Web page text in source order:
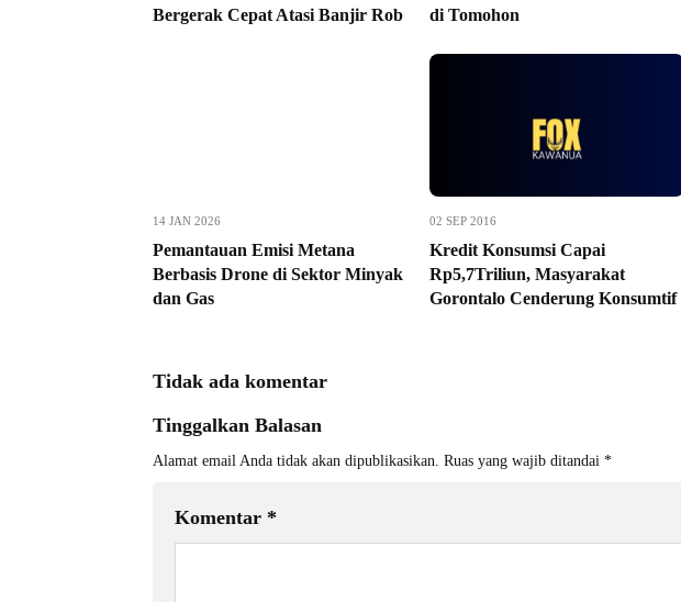
Bergerak Cepat Atasi Banjir Rob
di Tomohon
14 JAN 2026
Pemantauan Emisi Metana
Berbasis Drone di Sektor Minyak
dan Gas
02 SEP 2016
Kredit Konsumsi Capai
Rp5,7Triliun, Masyarakat
Gorontalo Cenderung Konsumtif
Tidak ada komentar
Tinggalkan Balasan
Alamat email Anda tidak akan dipublikasikan. Ruas yang wajib ditandai *
Komentar *